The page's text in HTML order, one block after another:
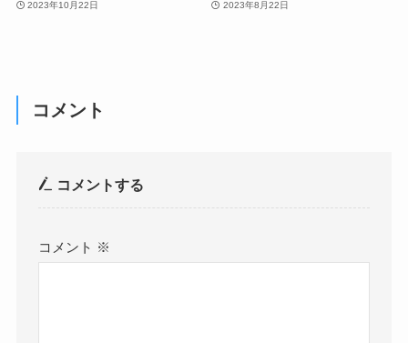
2023年10月22日 2023年8月22日
コメント
コメントする
コメント ※